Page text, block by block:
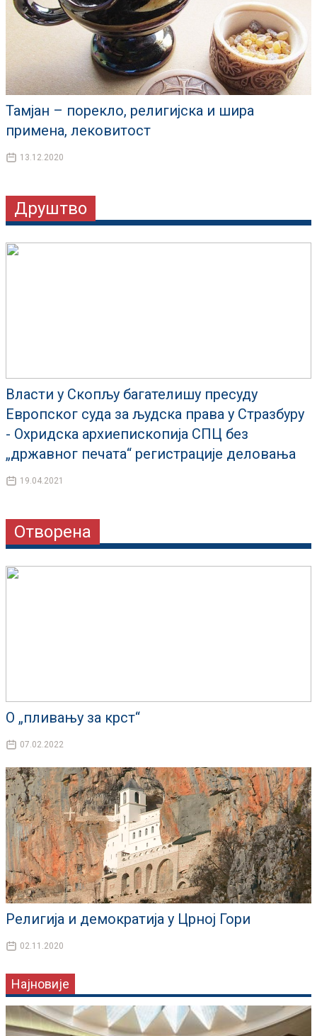
Тамјан – порекло, религијска и шира
примена, лековитост
13.12.2020
Друштво
Власти у Скопљу багателишу пресуду
Европског суда за људска права у Стразбуру
- Охридска архиепископија СПЦ без
„државног печата“ регистрације деловања
19.04.2021
Отворена
О „пливању за крст“
07.02.2022
Религија и демократија у Црној Гори
02.11.2020
Најновије